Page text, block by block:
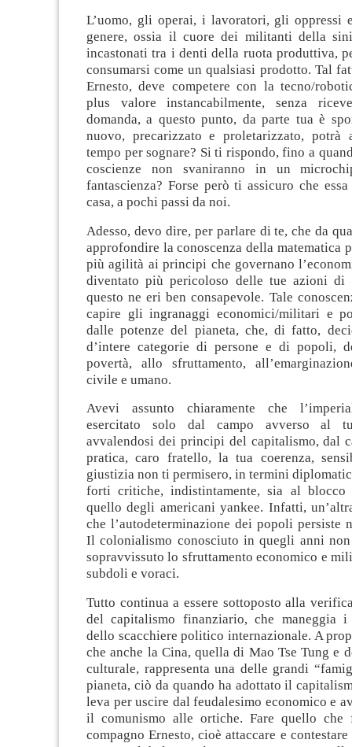
L’uomo, gli operai, i lavoratori, gli
genere, ossia il cuore dei militanti della
incastonati tra i denti della ruota produttiva,
consumarsi come un qualsiasi prodotto. Tal
Ernesto, deve competere con la tecno/
plus valore instancabilmente, senza
domanda, a questo punto, da parte tua è
nuovo, precarizzato e proletarizzato, potrà
tempo per sognare? Si ti rispondo, fino a
coscienze non svaniranno in un
fantascienza? Forse però ti assicuro che
casa, a pochi passi da noi.
Adesso, devo dire, per parlare di te, che da
approfondire la conoscenza della matematica
più agilità ai principi che governano
diventato più pericoloso delle tue azioni
questo ne eri ben consapevole. Tale
capire gli ingranaggi economici/militari e
dalle potenze del pianeta, che, di fatto,
d’intere categorie di persone e di popoli,
povertà, allo sfruttamento,
civile e umano.
Avevi assunto chiaramente che
esercitato solo dal campo avverso al
avvalendosi dei principi del capitalismo, dal
pratica, caro fratello, la tua coerenza,
giustizia non ti permisero, in termini
forti critiche, indistintamente, sia al blocco
quello degli americani yankee. Infatti,
che l’autodeterminazione dei popoli persiste
Il colonialismo conosciuto in quegli anni
sopravvissuto lo sfruttamento economico e
subdoli e voraci.
Tutto continua a essere sottoposto alla
del capitalismo finanziario, che maneggia
dello scacchiere politico internazionale. A
che anche la Cina, quella di Mao Tse Tung e
culturale, rappresenta una delle grandi
pianeta, ciò da quando ha adottato il
leva per uscire dal feudalesimo economico e
il comunismo alle ortiche. Fare quello che
compagno Ernesto, cioè attaccare e